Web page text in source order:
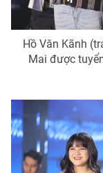
Hồ Văn Kãnh
Mai được